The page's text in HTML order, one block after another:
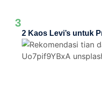
3
2 Kaos Levi’s untuk